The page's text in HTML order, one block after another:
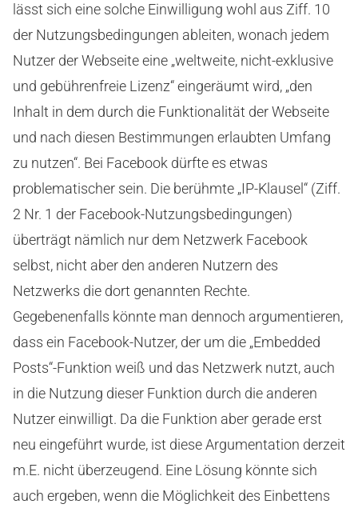
lässt sich eine solche Einwilligung wohl aus Ziff. 10
der Nutzungsbedingungen ableiten, wonach jedem
Nutzer der Webseite eine „weltweite, nicht-exklusive
und gebührenfreie Lizenz“ eingeräumt wird, „den
Inhalt in dem durch die Funktionalität der Webseite
und nach diesen Bestimmungen erlaubten Umfang
zu nutzen“. Bei Facebook dürfte es etwas
problematischer sein. Die berühmte „IP-Klausel“ (Ziff.
2 Nr. 1 der Facebook-Nutzungsbedingungen)
überträgt nämlich nur dem Netzwerk Facebook
selbst, nicht aber den anderen Nutzern des
Netzwerks die dort genannten Rechte.
Gegebenenfalls könnte man dennoch argumentieren,
dass ein Facebook-Nutzer, der um die „Embedded
Posts“-Funktion weiß und das Netzwerk nutzt, auch
in die Nutzung dieser Funktion durch die anderen
Nutzer einwilligt. Da die Funktion aber gerade erst
neu eingeführt wurde, ist diese Argumentation derzeit
m.E. nicht überzeugend. Eine Lösung könnte sich
auch ergeben, wenn die Möglichkeit des Einbettens